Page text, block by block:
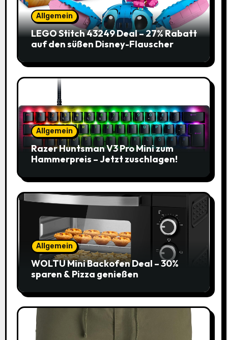
Allgemein
LEGO Stitch 43249 Deal – 27% Rabatt
auf den süßen Disney-Flauscher
Allgemein
Razer Huntsman V3 Pro Mini zum
Hammerpreis – Jetzt zuschlagen!
Allgemein
WOLTU Mini Backofen Deal – 30%
sparen & Pizza genießen